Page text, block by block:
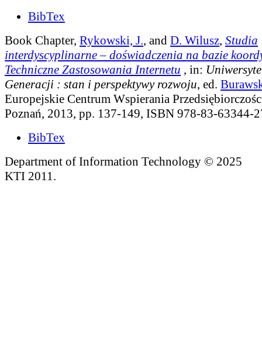
BibTex
Book Chapter, Rykowski, J., and D. Wilusz, Studia
interdyscyplinarne – doświadczenia na bazie
Techniczne Zastosowania Internetu , in:
Generacji : stan i perspektywy rozwoju, ed.
Europejskie Centrum Wspierania
Poznań, 2013, pp. 137-149, ISBN 978-83-63344-
BibTex
Department of Information Technology © 2025
KTI 2011.